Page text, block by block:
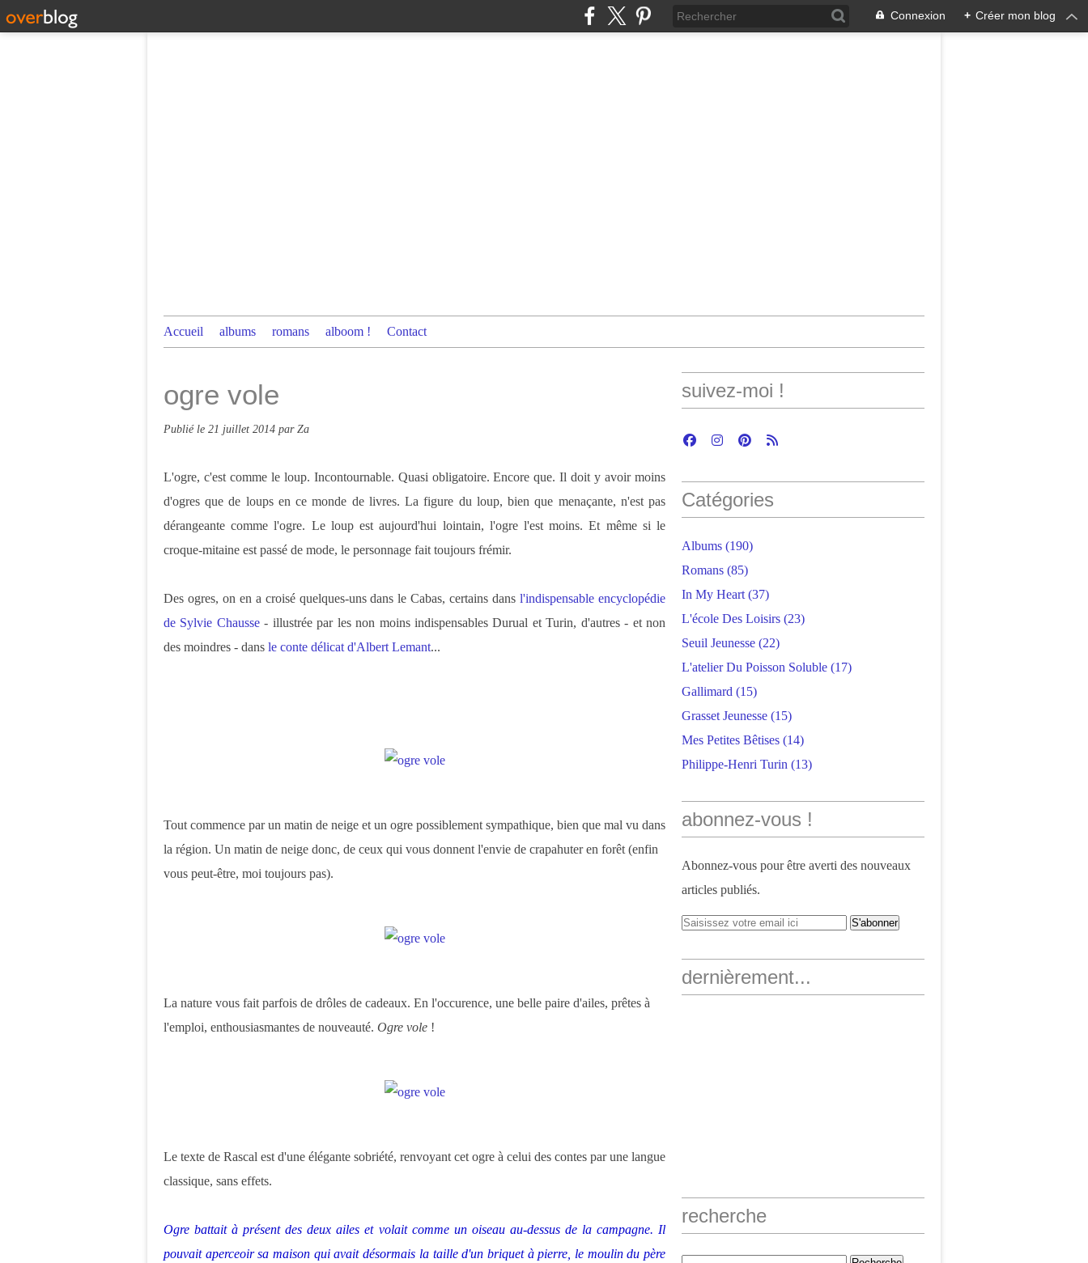
Connexion + Créer mon blog
Accueil albums romans alboom ! Contact
ogre vole
Publié le 21 juillet 2014 par Za
L'ogre, c'est comme le loup. Incontournable. Quasi obligatoire. Encore que. Il doit y avoir moins
d'ogres que de loups en ce monde de livres. La figure du loup, bien que menaçante, n'est pas
dérangeante comme l'ogre. Le loup est aujourd'hui lointain, l'ogre l'est moins. Et même si le
croque-mitaine est passé de mode, le personnage fait toujours frémir.
Des ogres, on en a croisé quelques-uns dans le Cabas, certains dansl'indispensable encyclopédie
de Sylvie Chausse- illustrée par les non moins indispensables Durual et Turin, d'autres - et non
des moindres - dans le conte délicat d'Albert Lemant...
Tout commence par un matin de neige et un ogre possiblement sympathique, bien que mal vu dans
la région. Un matin de neige donc, de ceux qui vous donnent l'envie de crapahuter en forêt (enfin
vous peut-être, moi toujours pas).
La nature vous fait parfois de drôles de cadeaux. En l'occurence, une belle paire d'ailes, prêtes à
l'emploi, enthousiasmantes de nouveauté. Ogre vole !
Le texte de Rascal est d'une élégante sobriété, renvoyant cet ogre à celui des contes par une langue
classique, sans effets.
Ogre battait à présent des deux ailes et volait comme un oiseau au-dessus de la campagne. Il
pouvait aperceoir sa maison qui avait désormais la taille d'un briquet à pierre, le moulin du père
suivez-moi !
Catégories
Albums (190)
Romans (85)
In My Heart (37)
L'école Des Loisirs (23)
Seuil Jeunesse (22)
L'atelier Du Poisson Soluble (17)
Gallimard (15)
Grasset Jeunesse (15)
Mes Petites Bêtises (14)
Philippe-Henri Turin (13)
abonnez-vous !
Abonnez-vous pour être averti des nouveaux
articles publiés.
dernièrement...
recherche